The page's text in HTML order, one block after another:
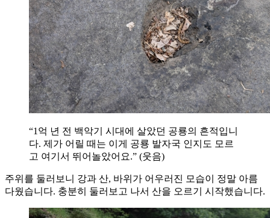
“1억 년 전 백악기 시대에 살았던 공룡의 흔적입니
다. 제가 어릴 때는 이게 공룡 발자국 인지도 모르
고 여기서 뛰어놀았어요.” (웃음)
주위를 둘러보니 강과 산, 바위가 어우러진 모습이 정말 아름
다웠습니다. 충분히 둘러보고 나서 산을 오르기 시작했습니다.